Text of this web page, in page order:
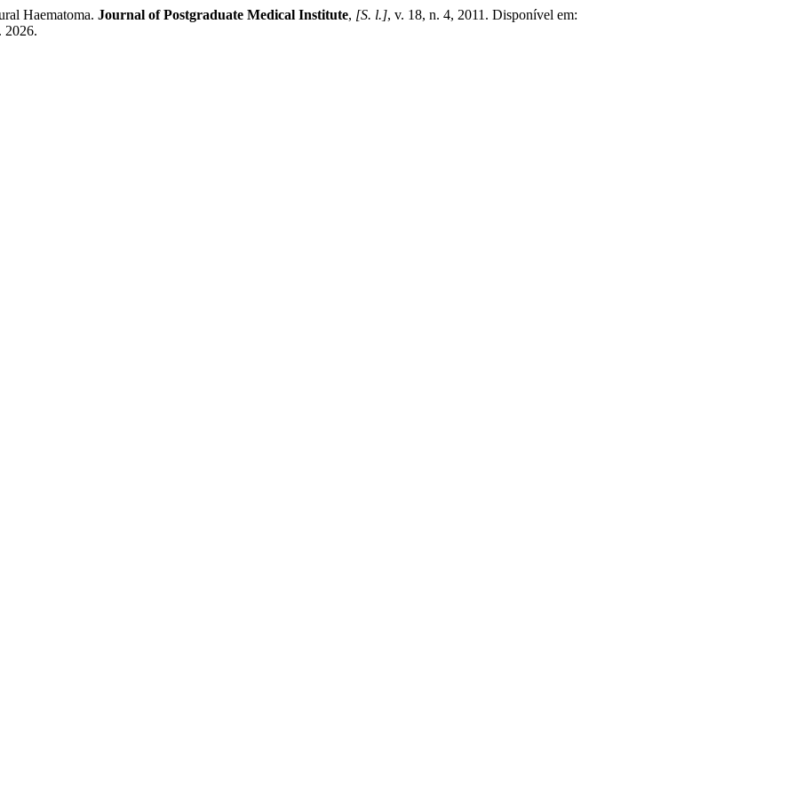
Haematoma. Journal of Postgraduate Medical Institute, [S. l.], v. 18, n. 4, 2011. Disponível em:
2026.